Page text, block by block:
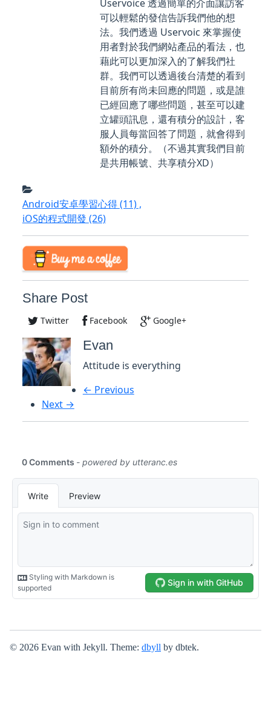
Uservoice 透過簡單的介面讓訪客
可以輕鬆的發信告訴我們他的想
法。我們透過 Uservoic 來掌握使
用者對於我們網站產品的看法，也
藉此可以更加深入的了解我們社
群。我們可以透過後台清楚的看到
目前所有尚未回應的問題，或是誰
已經回應了哪些問題，甚至可以建
立罐頭訊息，還有積分的設計，客
服人員每當回答了問題，就會得到
額外的積分。（不過其實我們目前
是共用帳號、共享積分XD）
Android安卓學習心得(11),
iOS的程式開發 (26)
Share Post
Twitter Facebook Google+
Evan
Attitude is everything
← Previous
Next →
© 2026 Evan with Jekyll. Theme: dbyll by dbtek.